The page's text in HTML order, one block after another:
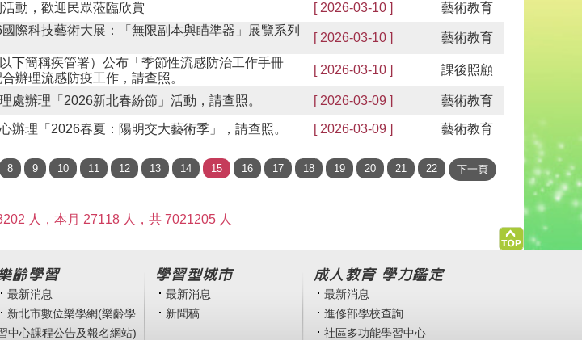
動，歡迎民眾蒞臨欣賞 [ 2026-03-10 ] 藝術教育
際科技藝術大展：「無限副本與瞄準器」展覽系列
[ 2026-03-10 ] 藝術教育
下簡稱疾管署）公布「季節性流感防治工作手冊
辦理流感防疫工作，請查照。
[ 2026-03-10 ] 課後照顧
處辦理「2026新北春紛節」活動，請查照。 [ 2026-03-09 ] 藝術教育
辦理「2026春夏：陽明交大藝術季」，請查照。 [ 2026-03-09 ] 藝術教育
人，本月 27118 人，共 7021205 人
齡學習
最新消息
新北市數位樂學網(樂齡學
中心課程公告及報名網站)
學習型城市
最新消息
新聞稿
成人教育 學力鑑定
最新消息
進修部學校查詢
社區多功能學習中心